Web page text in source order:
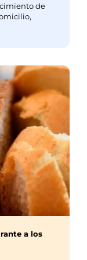
de
a los